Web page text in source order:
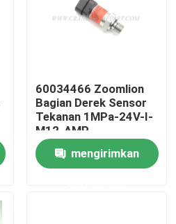
60034466 Zoomlion
Bagian Derek Sensor
Tekanan 1MPa-24V-I-
M12-AMP
mengirimkan